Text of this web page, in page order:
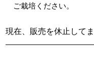
ご栽培ください。
現在、販売を休止して